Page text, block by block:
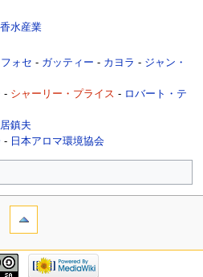
水産業
ォセ - ガッティー - カヨラ - ジャン・
- シャーリー・プライス - ロバート・テ
鎮夫
- 日本アロマ環境協会